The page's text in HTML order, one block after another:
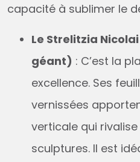
capacité à sublimer le
Le Strelitzia
géant) : C’est la
excellence. Ses
vernissées
verticale qui
sculptures. Il est